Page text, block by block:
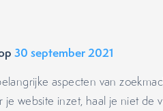
30 september 2021
aspecten van
website inzet, haal je niet de